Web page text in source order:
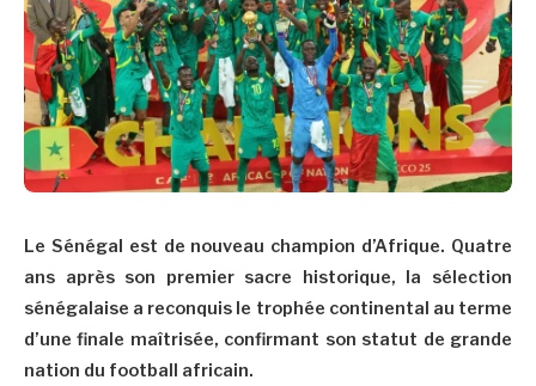
Le Sénégal est de nouveau champion d’Afrique. Quatre
ans après son premier sacre historique, la sélection
sénégalaise a reconquis le trophée continental au terme
d’une finale maîtrisée, confirmant son statut de grande
nation du football africain.